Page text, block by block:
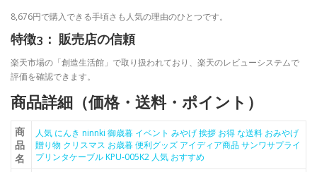
8,676円で購入できる手頃さも人気の理由のひとつです。
特徴3： 販売店の信頼
楽天市場の「創造生活館」で取り扱われており、楽天のレビューシステムで
評価を確認できます。
商品詳細（価格・送料・ポイント）
商
品
名
人気 にんき ninnki 御歳暮 イベント みやげ 挨拶 お得 な送料 おみやげ
贈り物 クリスマス お歳暮 便利グッズ アイディア商品 サンワサプライ
プリンタケーブル KPU-005K2 人気 おすすめ